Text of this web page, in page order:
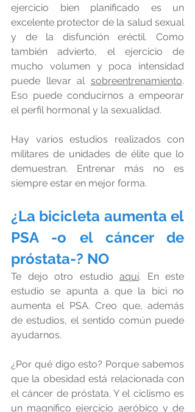
ejercicio bien planificado es un
excelente protector de la salud sexual
y de la disfunción eréctil. Como
también advierto, el ejercicio de
mucho volumen y poca intensidad
puede llevar al sobreentrenamiento.
Eso puede conducirnos a empeorar
el perfil hormonal y la sexualidad.
Hay varios estudios realizados con
militares de unidades de élite que lo
demuestran. Entrenar más no es
siempre estar en mejor forma.
¿La bicicleta aumenta el
PSA -o el cáncer de
próstata-? NO
Te dejo otro estudio aquí. En este
estudio se apunta a que la bici no
aumenta el PSA. Creo que, además
de estudios, el sentido común puede
ayudarnos.
¿Por qué digo esto? Porque sabemos
que la obesidad está relacionada con
el cáncer de próstata. Y el ciclismo es
un magnífico ejercicio aeróbico y de